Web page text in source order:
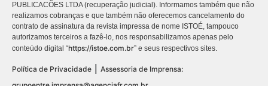
PUBLICACÕES LTDA (recuperação judicial). Informamos também que não
realizamos cobranças e que também não oferecemos cancelamento do
contrato de assinatura da revista impressa de nome ISTOÉ, tampouco
autorizamos terceiros a fazê-lo, nos responsabilizamos apenas pelo
conteúdo digital “https://istoe.com.br” e seus respectivos sites.
Política de Privacidade
Assessoria de Imprensa: